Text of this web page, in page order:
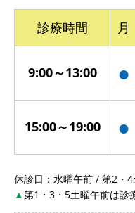
診療時間 月
9:00～13:00 ●
15:00～19:00 ●
休診日：水曜午前 / 第2・
▲第1・3・5土曜午前は診